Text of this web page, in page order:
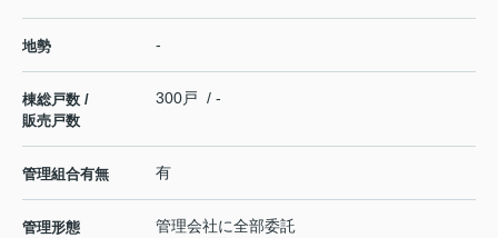
地勢 -
棟総戸数 /
販売戸数
300戸 / -
管理組合有無 有
管理形態 管理会社に全部委託